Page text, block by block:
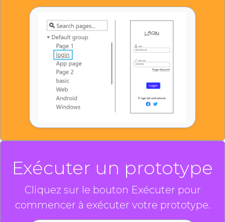
Exécuter un prototype
Cliquez sur le bouton Exécuter pour
commencer à exécuter votre prototype.